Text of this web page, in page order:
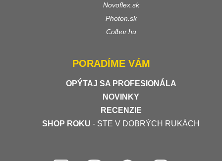
Novoflex.sk
Photon.sk
Colbor.hu
PORADÍME VÁM
OPÝTAJ SA PROFESIONÁLA
NOVINKY
RECENZIE
SHOP ROKU - STE V DOBRÝCH RUKÁCH